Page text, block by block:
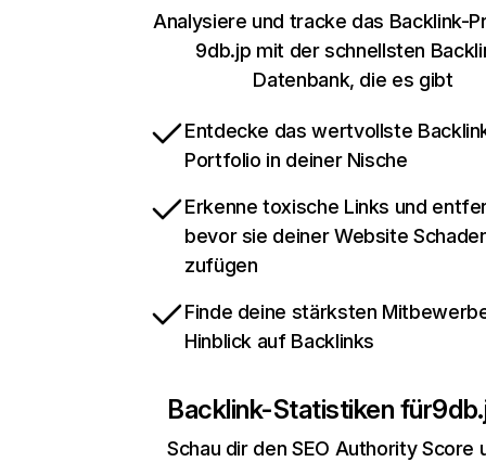
Analysiere und tracke das Backlink-
9db.jp mit der schnellsten
Datenbank, die es gibt
Entdecke das wertvollste
Portfolio in deiner Nische
Erkenne toxische Links und
bevor sie deiner Website
zufügen
Finde deine stärksten
Hinblick auf Backlinks
Backlink-Statistiken für
Schau dir den SEO Authority Score